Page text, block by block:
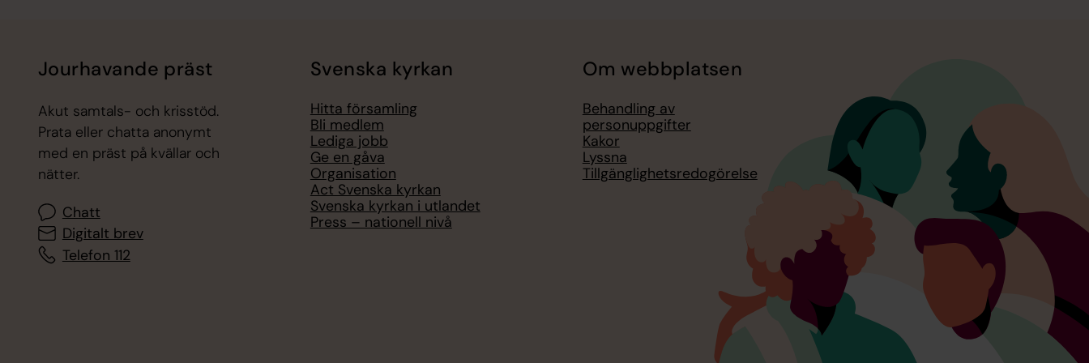
Jourhavande präst
Akut samtals- och krisstöd.
Prata eller chatta anonymt
med en präst på kvällar och
nätter.
Chatt
Digitalt brev
Telefon 112
Svenska kyrkan
Hitta församling
Bli medlem
Lediga jobb
Ge en gåva
Organisation
Act Svenska kyrkan
Svenska kyrkan i utlandet
Press – nationell nivå
Om webbplatsen
Behandling av
personuppgifter
Kakor
Lyssna
Tillgänglighetsredogörelse